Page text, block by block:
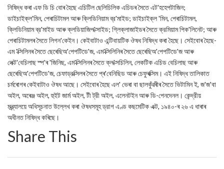
নিষিদ্ধ কৰা এফ ডি চি বোৰ হৈছে এচিটিল ছেলিচিলিক এচিডৰ সৈতে এট'হহেপটাজিন;
ডাইচাইক্ল'মিন, পেৰাচিটামল আৰু ক্লিডিনিয়াম ব্র'মাইড; ডাইচাইক্ল 'মিন, পেৰাচিটামল,
ক্লিডিনিয়াম ব্র'মাইড আৰু ক্লডিয়াজিপ'ক্সাইড; গ্লিক্লাজাইডৰ সৈতে ক্রমিয়াম পিক'লিনেট; আৰু
পেৰাচিটামলৰ সৈতে লিগন'কেইন। কেইবাটাও এন্টিবায়টিক ঔষধ নিষিদ্ধ কৰা হৈছে। সেইবোৰ হৈছে-
এম 'ক্সিলিনৰ সৈতে ছেৰেছিঅ'পেপটিডে'জ, এম'ক্সিলিনিৰ সৈতে ছেৰেছিঅ'পেপটিডে'জ আৰু
লেক্ট'বেচিলাছ স্প'ৰ 'জিনিছ, এম'ক্সিলিনৰ সৈতে ক্ল'ক্সচিলিন, লেকটিক এচিড বেচিলাছ আৰু
ছেৰেছিঅ'পেপটিডে'জ, চেফাড্রক্সিলৰ সৈতে প্ৰ'বেনিছিড আৰু চেফুৰক্সিম। এই নিষিদ্ধ তালিকাত
চৰ্মৰোগৰ কেইবাটাও ঔষধ আছে। সেইবোৰ হৈছে এল' ভেৰা বা ছালকুঁৱৰীৰ সৈতে ভিটামিন ই, জ'জ'বা
অইল, অৰেঞ্জ অইল, হুইট জার্ম অইল, টী ট্রী অইল, এলেনটইন আৰু ডি-পেনদেনল। কেন্দ্রীয়
মন্ত্র্যালয়ে অধিসূচনাত উল্লেখ কৰা ঔষধসমূহ ড্রাগ এণ্ড কছমেটিক এক্ট, ১৯৪০-ৰ ২৬ এ ধাৰাৰ
অধীনত নিষিদ্ধ কৰিছে।
Share This